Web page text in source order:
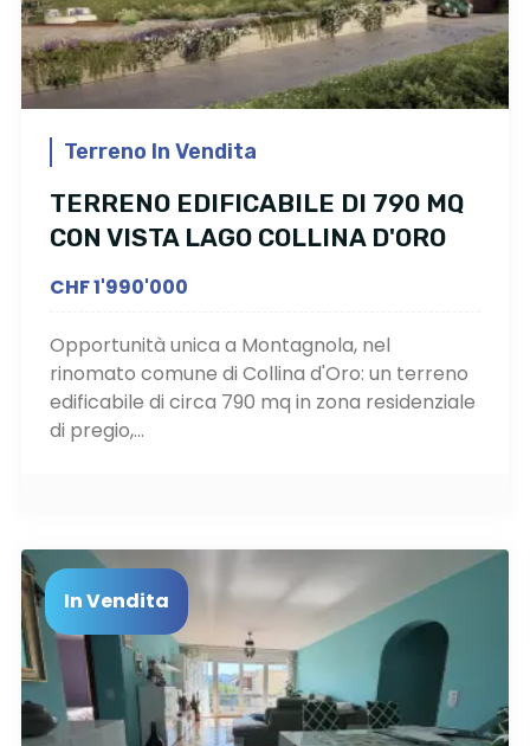
Terreno In Vendita
TERRENO EDIFICABILE DI 790 MQ
CON VISTA LAGO COLLINA D'ORO
CHF 1'990'000
Opportunità unica a Montagnola, nel
rinomato comune di Collina d'Oro: un terreno
edificabile di circa 790 mq in zona residenziale
di pregio,...
In Vendita